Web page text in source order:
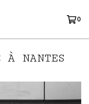
0
À NANTES